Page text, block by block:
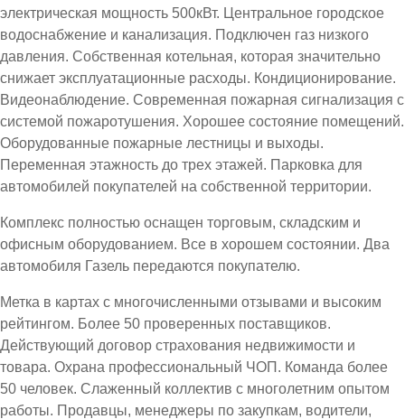
электрическая мощность 500кВт. Центральное городское
водоснабжение и канализация. Подключен газ низкого
давления. Собственная котельная, которая значительно
снижает эксплуатационные расходы. Кондиционирование.
Видеонаблюдение. Современная пожарная сигнализация с
системой пожаротушения. Хорошее состояние помещений.
Оборудованные пожарные лестницы и выходы.
Переменная этажность до трех этажей. Парковка для
автомобилей покупателей на собственной территории.
Комплекс полностью оснащен торговым, складским и
офисным оборудованием. Все в хорошем состоянии. Два
автомобиля Газель передаются покупателю.
Метка в картах с многочисленными отзывами и высоким
рейтингом. Более 50 проверенных поставщиков.
Действующий договор страхования недвижимости и
товара. Охрана профессиональный ЧОП. Команда более
50 человек. Слаженный коллектив с многолетним опытом
работы. Продавцы, менеджеры по закупкам, водители,